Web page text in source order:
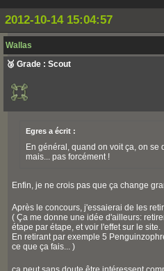
2012-10-14 15:04:57
Wallas
🥉 Grade : Scout
Egres a écrit :
En général, quand on voit ça, on
mais... pas forcément !
Enfin, je ne crois pas que ça change
Après le concours, j'essaierai de les
( Ça me donne une idée d'ailleurs:
étape par étape, et voir l'effet sur le site.
En retirant par exemple 5
ce que ça fais... )